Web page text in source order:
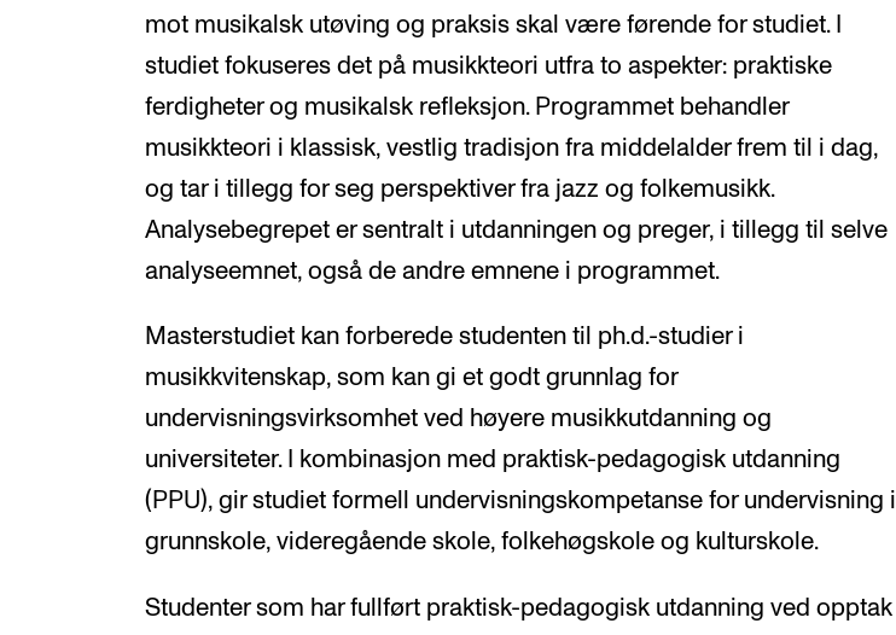
mot musikalsk utøving og praksis skal være førende for studiet. I
studiet fokuseres det på musikkteori utfra to aspekter: praktiske
ferdigheter og musikalsk refleksjon. Programmet behandler
musikkteori i klassisk, vestlig tradisjon fra middelalder frem til i dag,
og tar i tillegg for seg perspektiver fra jazz og folkemusikk.
Analysebegrepet er sentralt i utdanningen og preger, i tillegg til selve
analyseemnet, også de andre emnene i programmet.
Masterstudiet kan forberede studenten til ph.d.-studier i
musikkvitenskap, som kan gi et godt grunnlag for
undervisningsvirksomhet ved høyere musikkutdanning og
universiteter. I kombinasjon med praktisk-pedagogisk utdanning
(PPU), gir studiet formell undervisningskompetanse for undervisning i
grunnskole, videregående skole, folkehøgskole og kulturskole.
Studenter som har fullført praktisk-pedagogisk utdanning ved opptak